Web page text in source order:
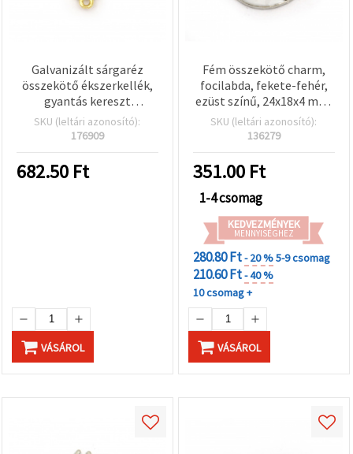
Galvanizált sárgaréz
összekötő ékszerkellék,
gyantás kereszt
motívummal, aranyszínű-
fehér, 19,5x13,5x4 mm,
SKU (leltári azonosító):
176909
682.50 Ft
VÁSÁROL
Fém összekötő charm,
focilabda, fekete-fehér,
ezüst színű, 24x18x4 mm,
furat 2 mm - 2 db
SKU (leltári azonosító):
136279
351.00 Ft
1-4 csomag
KEDVEZMÉNYEK
MENNYISÉGHEZ
280.80 Ft- 20 %5-9 csomag
210.60 Ft- 40 %
10 csomag +
VÁSÁROL